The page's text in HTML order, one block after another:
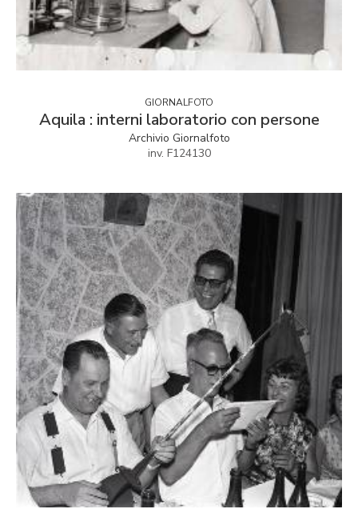
GIORNALFOTO
Aquila : interni laboratorio con persone
Archivio Giornalfoto
inv. F124130